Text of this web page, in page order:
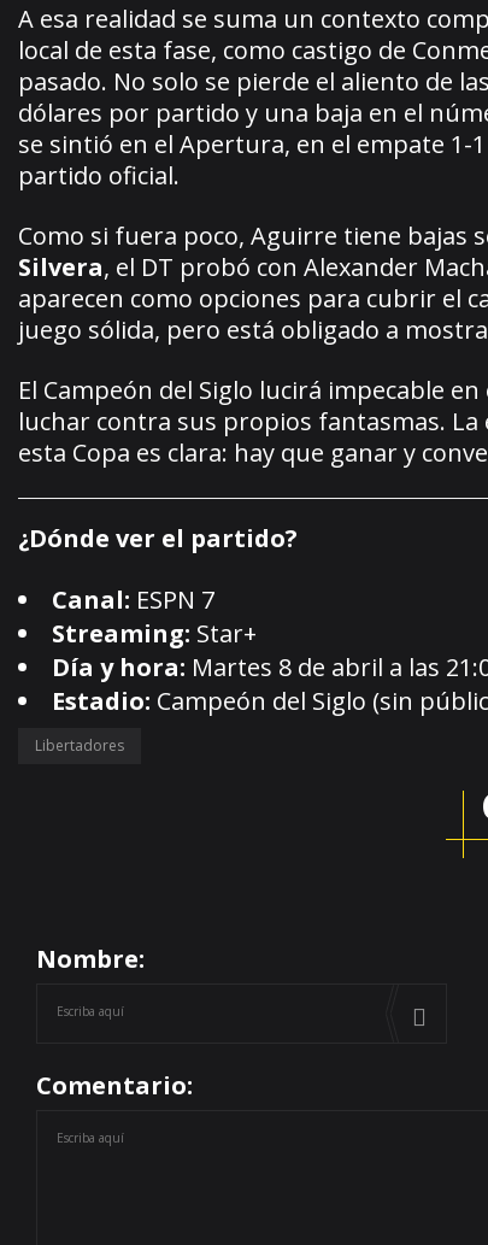
A esa realidad se suma un contexto
local de esta fase, como castigo de
pasado. No solo se pierde el aliento de
dólares por partido y una baja en el
se sintió en el Apertura, en el empate 1-
partido oficial.
Como si fuera poco, Aguirre tiene bajas
Silvera, el DT probó con Alexander
aparecen como opciones para cubrir el
juego sólida, pero está obligado a
El Campeón del Siglo lucirá impecable
luchar contra sus propios fantasmas. La
esta Copa es clara: hay que ganar y
¿Dónde ver el partido?
Canal: ESPN 7
Streaming: Star+
Día y hora: Martes 8 de abril a las
Estadio: Campeón del Siglo (sin
Libertadores
Nombre:
Comentario: